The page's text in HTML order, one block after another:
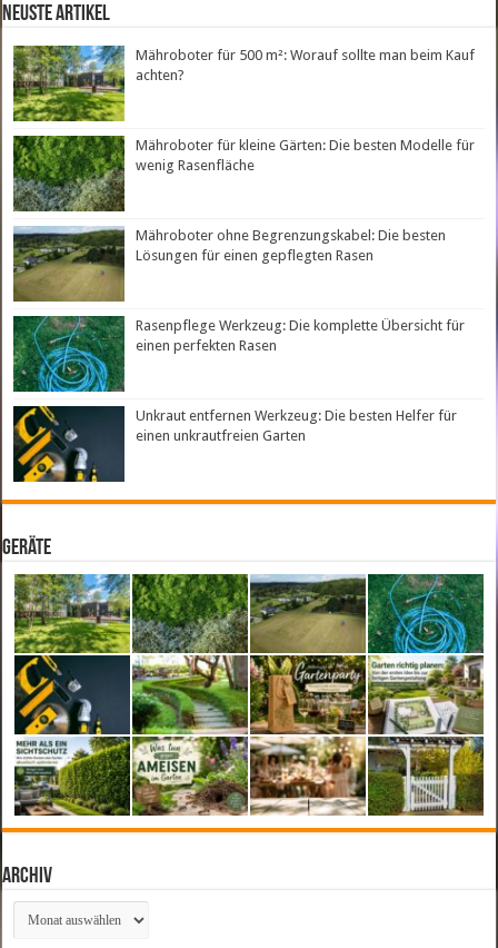
neuste Artikel
Mähroboter für 500 m²: Worauf sollte man beim Kauf
achten?
Mähroboter für kleine Gärten: Die besten Modelle für
wenig Rasenfläche
Mähroboter ohne Begrenzungskabel: Die besten
Lösungen für einen gepflegten Rasen
Rasenpflege Werkzeug: Die komplette Übersicht für
einen perfekten Rasen
Unkraut entfernen Werkzeug: Die besten Helfer für
einen unkrautfreien Garten
Geräte
Archiv
Archiv